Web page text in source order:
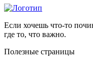
Если хочешь что-то
где то, что важно.
Полезные страницы